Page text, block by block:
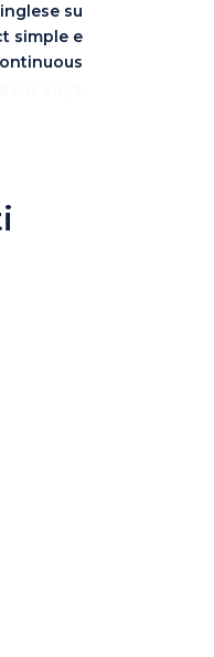
su
simple e